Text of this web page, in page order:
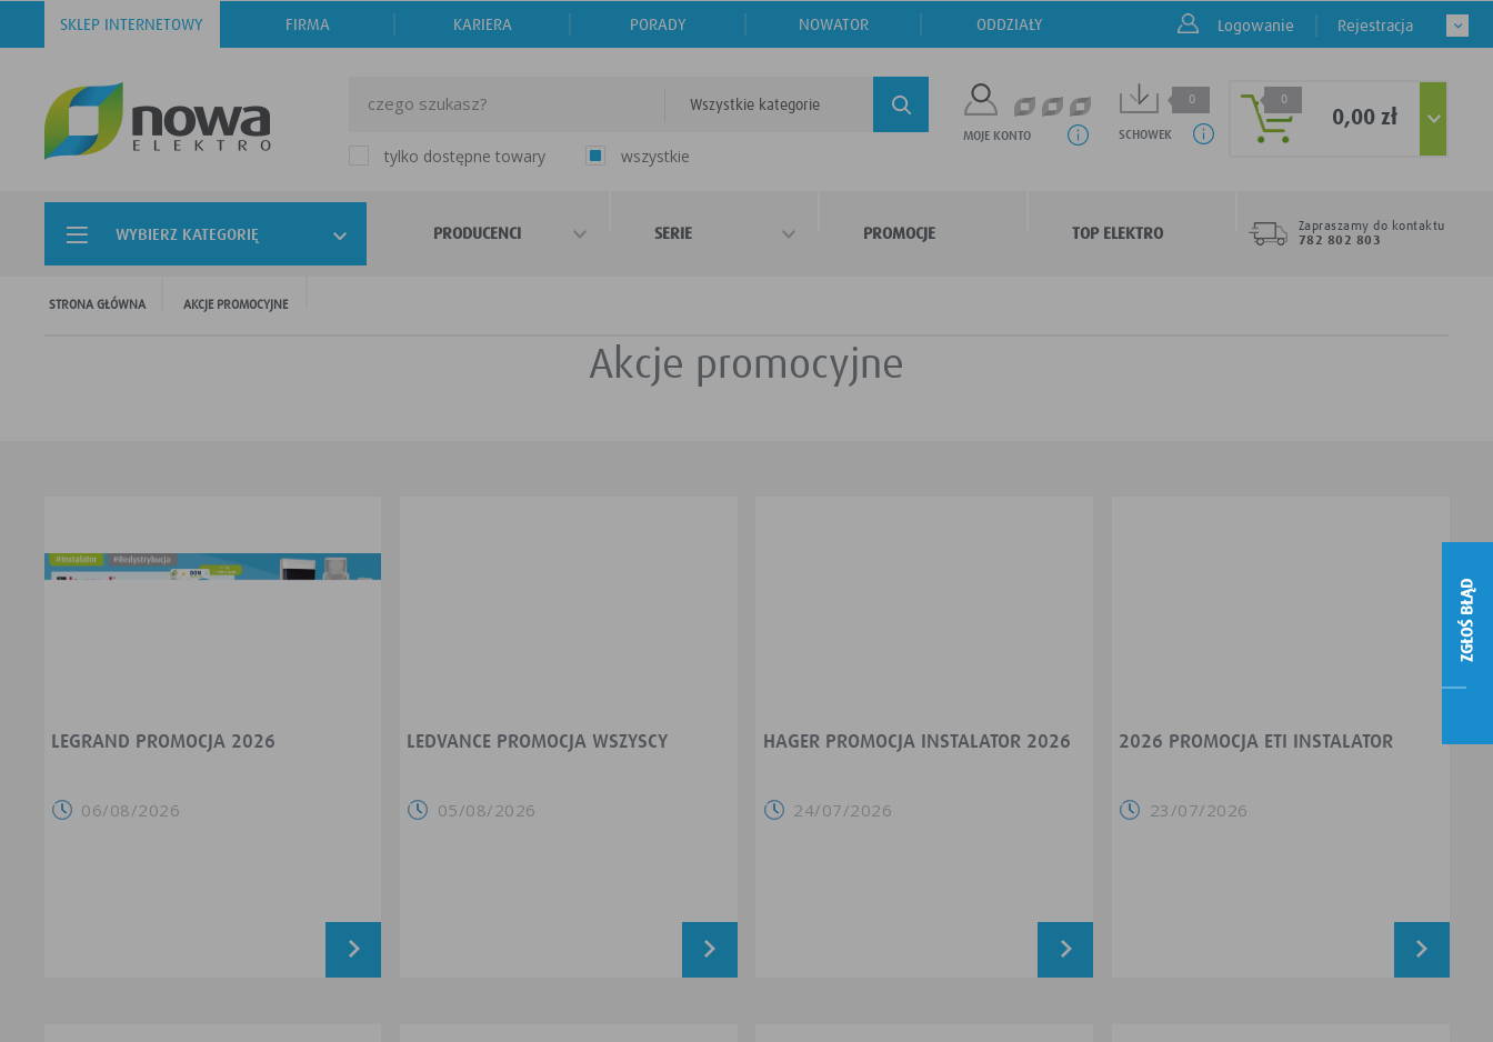
SKLEP INTERNETOWY FIRMA KARIERA PORADY NOWATOR ODDZIAŁY Logowanie Rejestracja
Wszystkie kategorie
tylko dostępne towary wszystkie
MOJE KONTO SCHOWEK
0 0
0,00 zł
WYBIERZ KATEGORIĘ PRODUCENCI SERIE PROMOCJE TOP ELEKTRO
Zapraszamy do kontaktu
782 802 803
STRONA GŁÓWNA AKCJE PROMOCYJNE
Akcje promocyjne
LEGRAND PROMOCJA 2026
06/08/2026
LEDVANCE PROMOCJA WSZYSCY
05/08/2026
HAGER PROMOCJA INSTALATOR 2026
24/07/2026
2026 PROMOCJA ETI INSTALATOR
23/07/2026
ZGŁOŚ BŁĄD